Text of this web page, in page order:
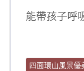
能帶孩子呼
四面環山風景優